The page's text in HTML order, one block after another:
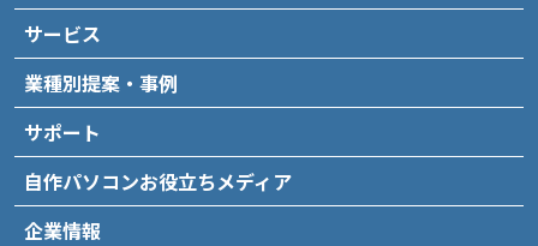
サービス
業種別提案・事例
サポート
自作パソコンお役立ちメディア
企業情報